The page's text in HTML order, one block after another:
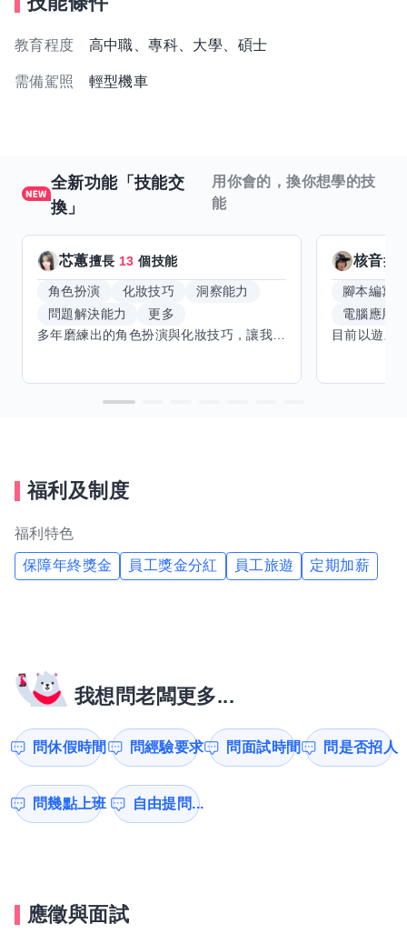
教育程度 高中職、專科、大學、碩士
需備駕照 輕型機車
全新功能「技能交
換」
用你會的，換你想學的技
能
芯蕙擅長 13 個技能
角色扮演 化妝技巧
洞察能力
問題解決能力
更多
核音擅
腳本編寫
電腦應用
福利及制度
福利特色
保障年終獎金 員工獎金分紅 員工旅遊 定期加薪
我想問老闆更多...
問休假時間 問經驗要求 問面試時間 問是否招人
問幾點上班 自由提問...
應徵與面試